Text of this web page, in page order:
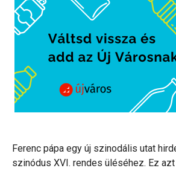
Ferenc pápa egy új szinodális utat
szinódus XVI. rendes üléséhez. Ez